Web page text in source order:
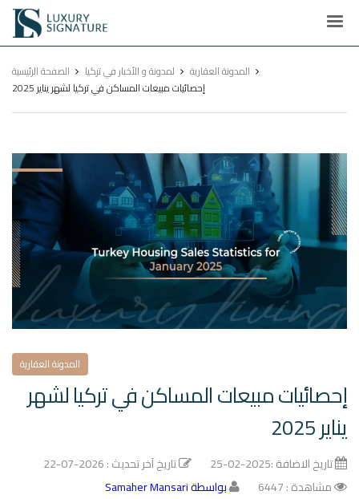
Luxury
Signature
الصفحة الرئيسية لمدونة و الأخبار في تركيا
المدونة العقارية
إحصائيات مبيعات المساكن في تركيا لشهر يناير 2025
المدونة العقارية
إحصائيات مبيعات المساكن في تركيا لشهر
يناير 2025
تاريخ الاضافة :2025-02-25 تاريخ آخر تحديث :2026-07-22
مشاهدة : 6447
بواسطة Samaher Mansari